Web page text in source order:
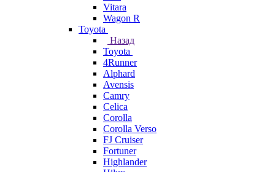
Vitara
Wagon R
Toyota
Назад
Toyota
4Runner
Alphard
Avensis
Camry
Celica
Corolla
Corolla Verso
FJ Cruiser
Fortuner
Highlander